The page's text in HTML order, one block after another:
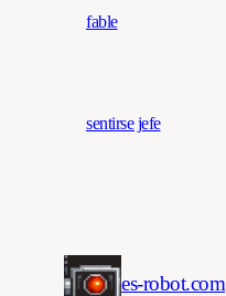
fable
sentirse jefe
es-robot.com